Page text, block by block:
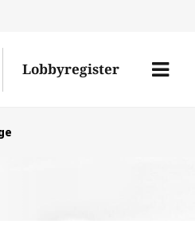
Lobbyregister
Menü